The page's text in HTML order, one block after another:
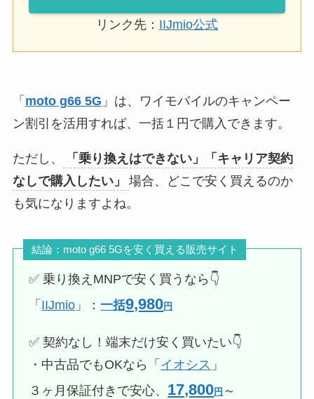
リンク先： IIJmio公式
「 moto g66 5G 」は、ワイモバイルのキャンペー
ン割引を活用すれば、一括１円で購入できます。
ただし、
「乗り換えはできない」「キャリア契約
なしで購入したい」
場合、どこで安く買えるのか
も気になりますよね。
結論：moto g66 5Gを安く買える販売サイト
✅️ 乗り換えMNPで安く買うなら👇️
「 IIJmio 」：一括9,980円
✅️ 契約なし！端末だけ安く買いたい👇️
・中古品でもOKなら「 イオシス 」
３ヶ月保証付きで安心、 17,800円 ～